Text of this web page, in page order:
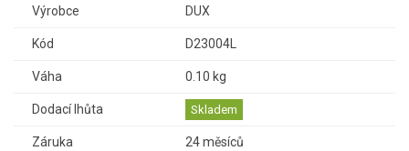
Výrobce DUX
Kód D23004L
Váha 0.10 kg
Dodací lhůta Skladem
Záruka 24 měsíců